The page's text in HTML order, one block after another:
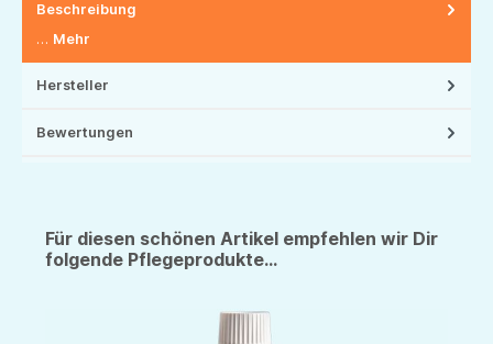
Beschreibung
… Mehr
Hersteller
Bewertungen
Für diesen schönen Artikel empfehlen wir Dir
folgende Pflegeprodukte...